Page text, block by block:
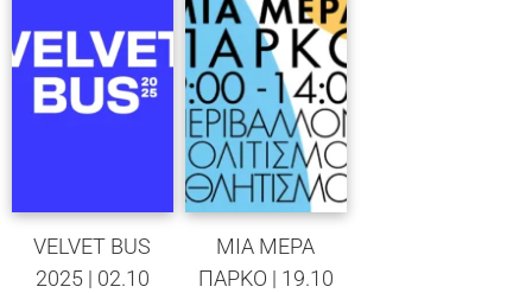
VELVET BUS
2025 | 02.10
ΜΙΑ ΜΕΡΑ
ΠΑΡΚΟ | 19.10